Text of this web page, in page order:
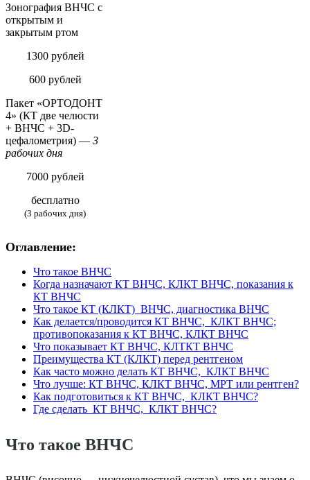
Зонография ВНЧС с
открытым и
закрытым ртом
1300 рублей
600 рублей
Пакет «ОРТОДОНТ
4» (КТ две челюсти
+ ВНЧС + 3D-
цефалометрия) — 3
рабочих дня
7000 рублей
бесплатно
(3 рабочих дня)
Оглавление:
Что такое ВНЧС
Когда назначают КТ ВНЧС, КЛКТ ВНЧС, показания к
КТ ВНЧС
Что такое КТ (КЛКТ) ВНЧС, диагностика ВНЧС
Как делается/проводится КТ ВНЧС, КЛКТ ВНЧС;
противопоказания к КТ ВНЧС, КЛКТ ВНЧС
Что показывает КТ ВНЧС, КЛТКТ ВНЧС
Преимущества КТ (КЛКТ) перед рентгеном
Как часто можно делать КТ ВНЧС, КЛКТ ВНЧС
Что лучше: КТ ВНЧС, КЛКТ ВНЧС, МРТ или рентген?
Как подготовиться к КТ ВНЧС, КЛКТ ВНЧС?
Где сделать КТ ВНЧС, КЛКТ ВНЧС?
Что такое ВНЧС